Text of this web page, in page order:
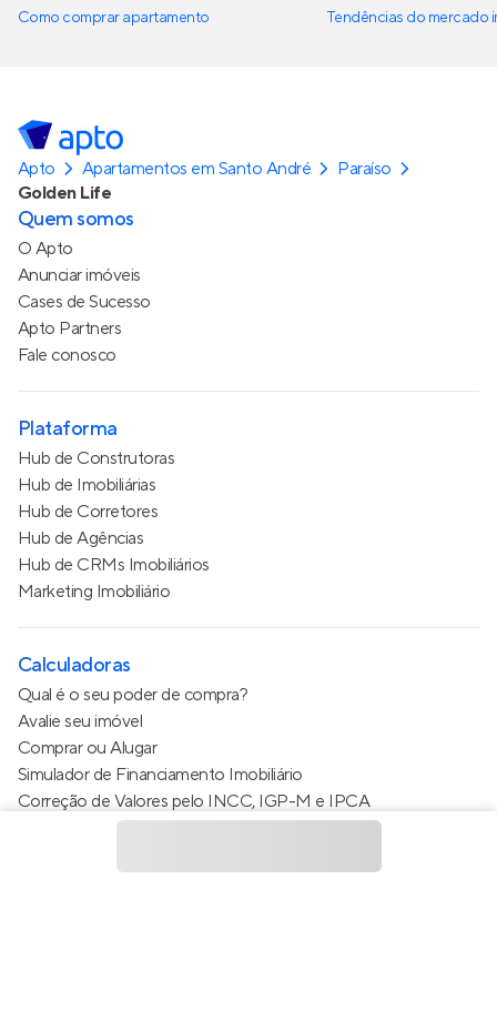
Como comprar apartamento
Tendências do mercado
Apto Apartamentos em Santo André
Paraíso
Golden Life
Quem somos
O Apto
Anunciar imóveis
Cases de Sucesso
Apto Partners
Fale conosco
Plataforma
Hub de Construtoras
Hub de Imobiliárias
Hub de Corretores
Hub de Agências
Hub de CRMs Imobiliários
Marketing Imobiliário
Calculadoras
Qual é o seu poder de compra?
Avalie seu imóvel
Comprar ou Alugar
Simulador de Financiamento Imobiliário
Correção de Valores pelo INCC, IGP-M e IPCA
Estimativa de valor do condomínio